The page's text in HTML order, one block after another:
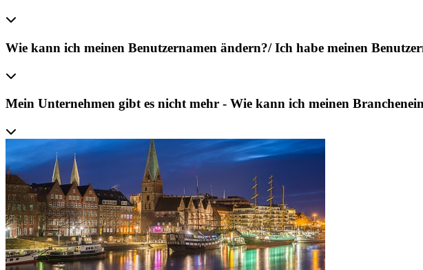
Wie kann ich meinen Benutzernamen ändern?/ Ich habe meinen
Mein Unternehmen gibt es nicht mehr - Wie kann ich meinen